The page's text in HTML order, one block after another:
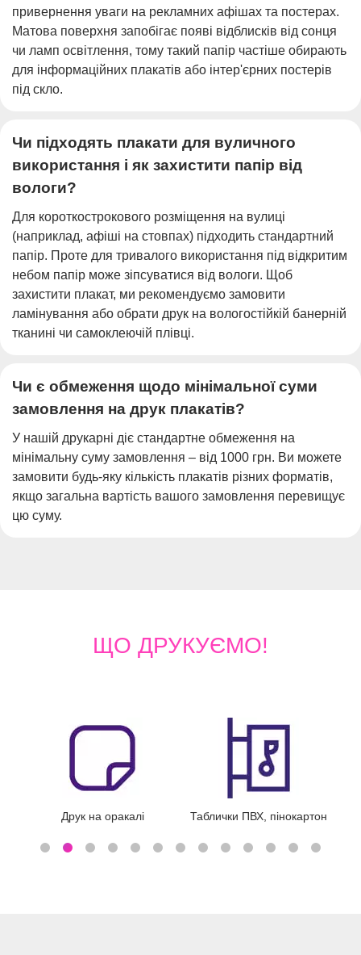
привернення уваги на рекламних афішах та постерах.
Матова поверхня запобігає появі відблисків від сонця
чи ламп освітлення, тому такий папір частіше обирають
для інформаційних плакатів або інтер'єрних постерів
під скло.
Чи підходять плакати для вуличного
використання і як захистити папір від
вологи?
Для короткострокового розміщення на вулиці
(наприклад, афіші на стовпах) підходить стандартний
папір. Проте для тривалого використання під відкритим
небом папір може зіпсуватися від вологи. Щоб
захистити плакат, ми рекомендуємо замовити
ламінування або обрати друк на вологостійкій банерній
тканині чи самоклеючій плівці.
Чи є обмеження щодо мінімальної суми
замовлення на друк плакатів?
У нашій друкарні діє стандартне обмеження на
мінімальну суму замовлення – від 1000 грн. Ви можете
замовити будь-яку кількість плакатів різних форматів,
якщо загальна вартість вашого замовлення перевищує
цю суму.
ЩО ДРУКУЄМО!
Плакати Креслення